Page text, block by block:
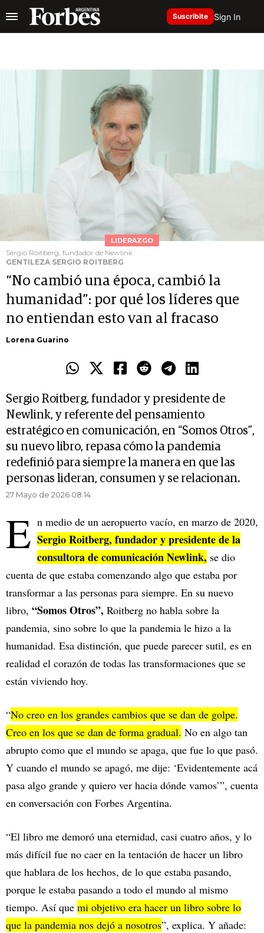
Suscribite Sign In
LIDERAZGO
Sergio Roitberg, fundador de Newlink
GENTILEZA SERGIO ROITBERG
“No cambió una época, cambió la
humanidad”: por qué los líderes que
no entiendan esto van al fracaso
Lorena Guarino
Sergio Roitberg, fundador y presidente de
Newlink, y referente del pensamiento
estratégico en comunicación, en “Somos Otros”,
su nuevo libro, repasa cómo la pandemia
redefinió para siempre la manera en que las
personas lideran, consumen y se relacionan.
27 Mayo de 2026 08.14
E n medio de un aeropuerto vacío, en marzo de 2020,
Sergio Roitberg, fundador y presidente de la
consultora de comunicación Newlink, se dio
cuenta de que estaba comenzando algo que estaba por
transformar a las personas para siempre. En su nuevo
libro, “Somos Otros”, Roitberg no habla sobre la
pandemia, sino sobre lo que la pandemia le hizo a la
humanidad. Esa distinción, que puede parecer sutil, es en
realidad el corazón de todas las transformaciones que se
están viviendo hoy.
“No creo en los grandes cambios que se dan de golpe.
Creo en los que se dan de forma gradual. No en algo tan
abrupto como que el mundo se apaga, que fue lo que pasó.
Y cuando el mundo se apagó, me dije: ‘Evidentemente acá
pasa algo grande y quiero ver hacia dónde vamos’”, cuenta
en conversación con Forbes Argentina.
“El libro me demoró una eternidad, casi cuatro años, y lo
más difícil fue no caer en la tentación de hacer un libro
que hablara de los hechos, de lo que estaba pasando,
porque le estaba pasando a todo el mundo al mismo
tiempo. Así que mi objetivo era hacer un libro sobre lo
que la pandemia nos dejó a nosotros”, explica. Y añade: